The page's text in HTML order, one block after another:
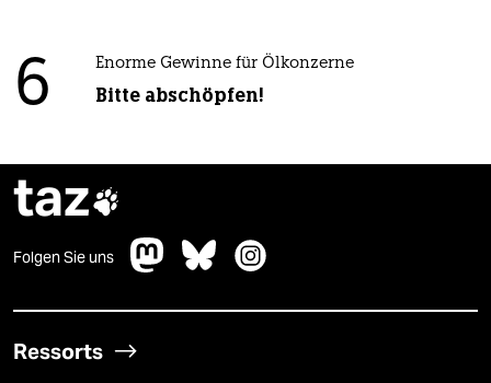
6 Enorme Gewinne für Ölkonzerne
Bitte abschöpfen!
taz
Folgen Sie uns
Ressorts